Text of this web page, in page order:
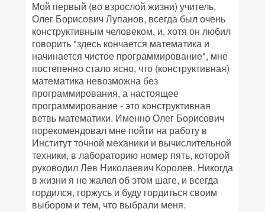
Мой первый (во взрослой жизни) учитель,
Олег Борисович Лупанов, всегда был очень
конструктивным человеком, и, хотя он любил
говорить "здесь кончается математика и
начинается чистое программирование", мне
постепенно стало ясно, что (конструктивная)
математика невозможна без
программирования, а настоящее
программирование - это конструктивная
ветвь математики. Именно Олег Борисович
порекомендовал мне пойти на работу в
Институт точной механики и вычислительной
техники, в лабораторию номер пять, которой
руководил Лев Николаевич Королев. Никогда
в жизни я не жалел об этом шаге, и всегда
гордился, горжусь и буду гордиться своим
выбором и тем, что выбрали меня.